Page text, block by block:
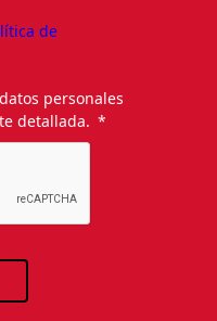
de
personales
detallada.